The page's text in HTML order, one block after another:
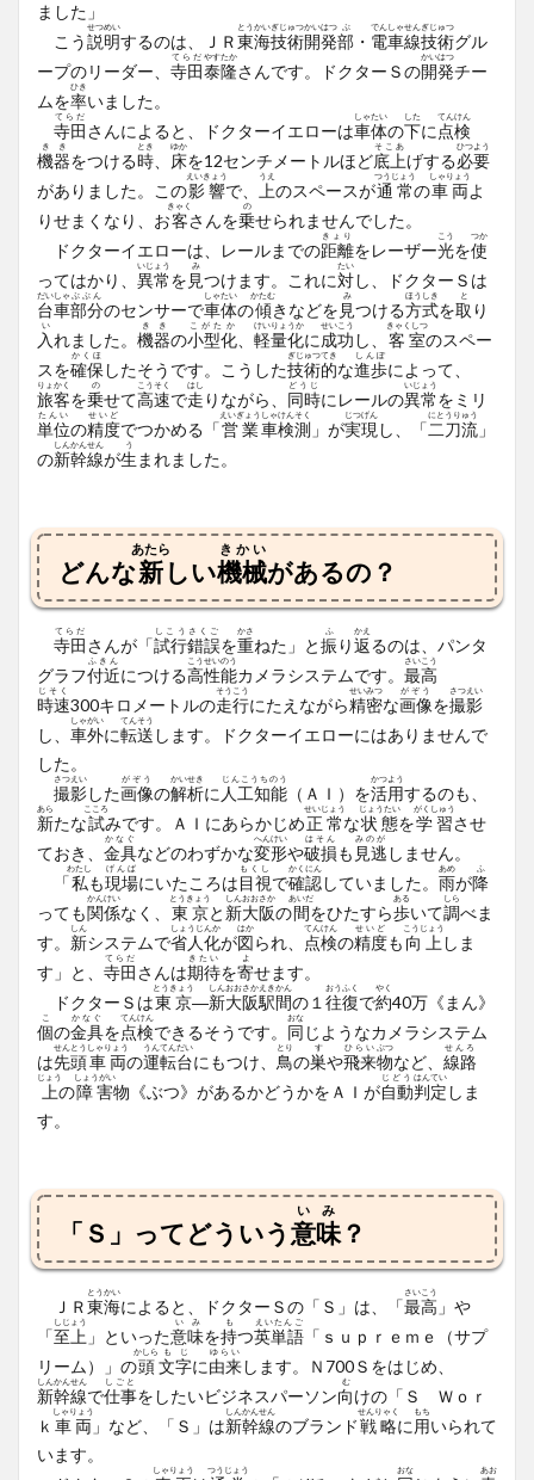
ました」
こう説明
せつめい
するのは、ＪＲ東海
とうかい
技術開発
ぎじゅつかいはつ
部
ぶ
・ 電車線
でんしゃせん
技術
ぎじゅつ
グル
ープのリーダー、 寺田
てらだ
泰隆
やすたか
さんです。ドクターＳの開発
かいはつ
チー
ムを率
ひき
いました。
寺田
てらだ
さんによると、ドクターイエローは車体
しゃたい
の下
した
に 点検
てんけん
機器
きき
をつける時
とき
床
ゆか
を12センチメートルほど底上
そこあ
げする必要
ひつよう
がありました。この影響
えいきょう
で、 上
うえ
のスペースが通常
つうじょう
の車両
しゃりょう
よ
りせまくなり、お客
きゃく
さんを乗
の
せられませんでした。
ドクターイエローは、レールまでの距離
きょり
をレーザー光
こう
を使
つか
ってはかり、 異常
いじょう
を 見
み
つけます。これに対
たい
し、ドクターＳは
台車
だいしゃ
部分
ぶぶん
のセンサーで車体
しゃたい
の傾
かたむ
きなどを 見
み
つける方式
ほうしき
を取
と
り
入
い
れました。 機器
きき
の小型化
こがたか
軽量化
けいりょうか
に成功
せいこう
し、 客室
きゃくしつ
のスペー
スを確保
かくほ
したそうです。こうした技術
ぎじゅつ
的
てき
な進歩
しんぽ
によって、
旅客
りょかく
を乗
の
せて高速
こうそく
で走
はし
りながら、 同時
どうじ
にレールの異常
いじょう
をミリ
単位
たんい
の精度
せいど
でつかめる「営業
えいぎょう
車検
しゃけん
測
そく
」が実現
じつげん
し、「二刀流
にとうりゅう
」
の新幹線
しんかんせん
が生
う
まれました。
どんな新
あたら
しい機械
きかい
があるの？
寺田
てらだ
さんが「試行錯誤
しこうさくご
を重
かさ
ねた」と振
ふ
り返
かえ
るのは、パンタ
グラフ付近
ふきん
につける高性能
こうせいのう
カメラシステムです。 最高
さいこう
時速
じそく
300キロメートルの走行
そうこう
にたえながら精密
せいみつ
な画像
がぞう
を撮影
さつえい
し、 車外
しゃがい
に転送
てんそう
します。ドクターイエローにはありませんで
した。
撮影
さつえい
した画像
がぞう
の解析
かいせき
に 人工知能
じんこうちのう
（ＡＩ）を活用
かつよう
するのも、
新
あら
たな試
こころ
みです。ＡＩにあらかじめ正常
せいじょう
な状態
じょうたい
を学習
がくしゅう
させ
ておき、 金具
かなぐ
などのわずかな変形
へんけい
や破損
はそん
も 見逃
みのが
しません。
「私
わたし
も現場
げんば
にいたころは目視
もくし
で確認
かくにん
していました。 雨
あめ
が降
ふ
っても関係
かんけい
なく、 東京
とうきょう
と 新大阪
しんおおさか
の間
あいだ
をひたすら歩
ある
いて調
しら
べま
す。 新
しん
システムで省人化
しょうじんか
が図
はか
られ、 点検
てんけん
の精度
せいど
も 向上
こうじょう
しま
す」と、 寺田
てらだ
さんは期待
きたい
を寄
よ
せます。
ドクターＳは東京
とうきょう
―新大阪駅
しんおおさかえき
間
かん
の１ 往復
おうふく
で約
やく
40万《まん》
個
こ
の金具
かなぐ
を点検
てんけん
できるそうです。 同
おな
じようなカメラシステム
は先頭
せんとう
車両
しゃりょう
の運転
うんてん
台
だい
にもつけ、 鳥
とり
の巣
す
や飛来
ひらい
物
ぶつ
など、 線路
せんろ
上
じょう
の障害
しょうがい
物《ぶつ》があるかどうかをＡＩが自動
じどう
判定
はんてい
しま
す。
「Ｓ」ってどういう 意味
いみ
？
ＪＲ東海
とうかい
によると、ドクターＳの「Ｓ」は、「最高
さいこう
」や
「至上
しじょう
」といった意味
いみ
を持
も
つ英単語
えいたんご
「ｓｕｐｒｅｍｅ（サプ
リーム）」の頭
かしら
文字
もじ
に由来
ゆらい
します。Ｎ700Ｓをはじめ、
新幹線
しんかんせん
で仕事
しごと
をしたいビジネスパーソン向
む
けの「Ｓ Ｗｏｒ
ｋ 車両
しゃりょう
」など、「Ｓ」は新幹線
しんかんせん
のブランド戦略
せんりゃく
に 用
もち
いられて
います。
しゃりょう つうじょう おな あお